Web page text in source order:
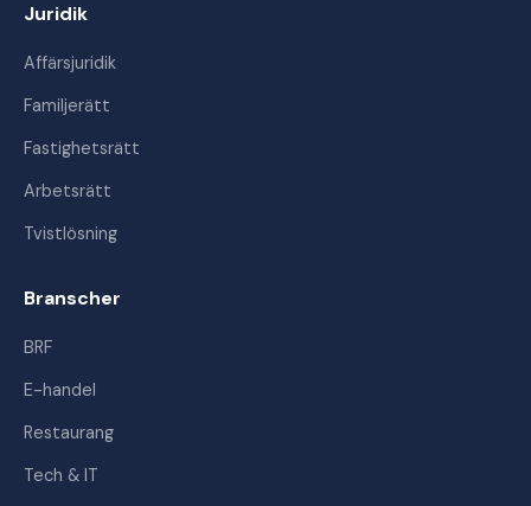
Juridik
Affärsjuridik
Familjerätt
Fastighetsrätt
Arbetsrätt
Tvistlösning
Branscher
BRF
E-handel
Restaurang
Tech & IT